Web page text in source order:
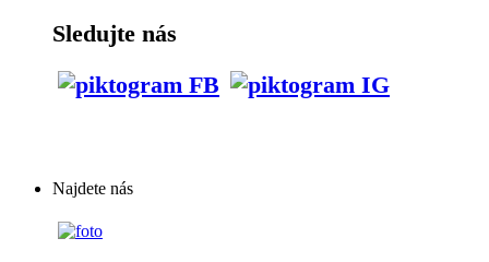
Sledujte nás
Najdete nás